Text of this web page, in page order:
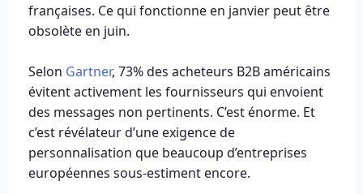
françaises. Ce qui fonctionne en janvier peut être
obsolète en juin.
Selon Gartner, 73% des acheteurs B2B américains
évitent activement les fournisseurs qui envoient
des messages non pertinents. C’est énorme. Et
c’est révélateur d’une exigence de
personnalisation que beaucoup d’entreprises
européennes sous-estiment encore.